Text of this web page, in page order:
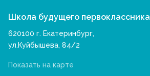
Школа будущего первоклассника
620100 г. Екатеринбург,
ул.Куйбышева, 84/2
Показать на карте